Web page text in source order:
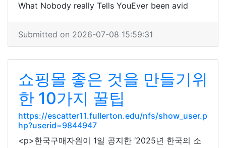
What Nobody really Tells YouEver been avid
Submitted on 2026-07-08 15:59:31
쇼핑몰 좋은 것을 만들기위
한 10가지 꿀팁
https://escatter11.fullerton.edu/nfs/show_user.p
hp?userid=9844947
<p>한국구매자원이 1일 공지한 ‘2025년 한국의 소